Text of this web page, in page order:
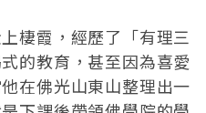
棲霞，經歷了「有理三
的教育，甚至因為喜愛
在佛光山東山整理出一